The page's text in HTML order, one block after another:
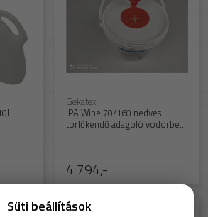
4 794,-
Gekatex
IPA Wipe 70/160 nedves
törlőkendő adagoló vödörben
Sun-Tacky Curtain
Süti beállítások